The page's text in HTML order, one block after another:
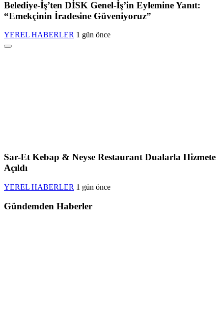
Belediye-İş’ten DİSK Genel-İş’in Eylemine Yanıt:
“Emekçinin İradesine Güveniyoruz”
YEREL HABERLER 1 gün önce
Sar-Et Kebap & Neyse Restaurant Dualarla Hizmete
Açıldı
YEREL HABERLER 1 gün önce
Gündemden Haberler